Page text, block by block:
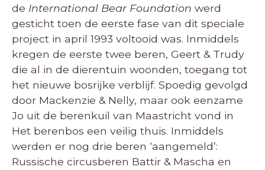
de International Bear Foundation werd
gesticht toen de eerste fase van dit speciale
project in april 1993 voltooid was. Inmiddels
kregen de eerste twee beren, Geert & Trudy
die al in de dierentuin woonden, toegang tot
het nieuwe bosrijke verblijf. Spoedig gevolgd
door Mackenzie & Nelly, maar ook eenzame
Jo uit de berenkuil van Maastricht vond in
Het berenbos een veilig thuis. Inmiddels
werden er nog drie beren ‘aangemeld’:
Russische circusberen Battir & Mascha en